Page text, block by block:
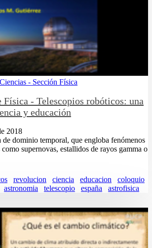
Ciencias - Sección Física
Física - Telescopios robóticos: una
y educación
2018
de dominio temporal, que engloba fenómenos
como supernovas, estallidos de rayos gamma o
revolucion ciencia educacion
coloquio
astronomia telescopio españa astrofisica